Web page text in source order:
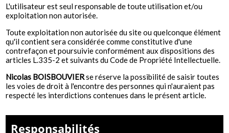
L'utilisateur est seul responsable de toute utilisation et/ou
exploitation non autorisée.
Toute exploitation non autorisée du site ou quelconque élément
qu'il contient sera considérée comme constitutive d'une
contrefaçon et poursuivie conformément aux dispositions des
articles L.335-2 et suivants du Code de Propriété Intellectuelle.
Nicolas BOISBOUVIERse réserve la possibilité de saisir toutes
les voies de droit à l'encontre des personnes qui n'auraient pas
respecté les interdictions contenues dans le présent article.
Responsabilités